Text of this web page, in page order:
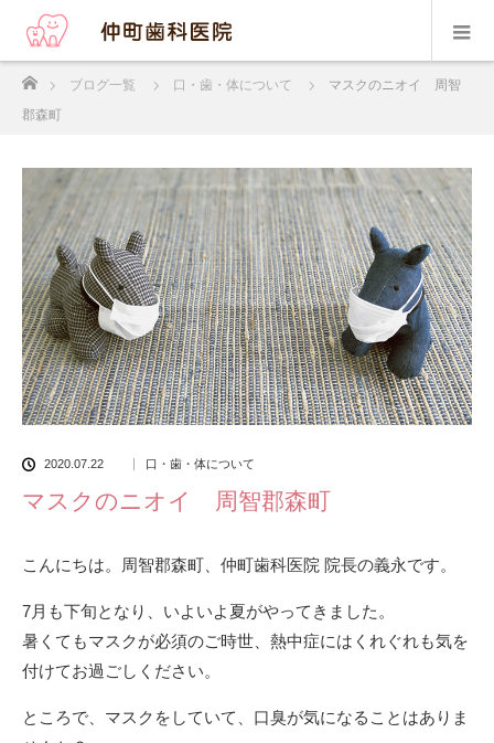
ブログ一覧 口・歯・体について
マスクのニオイ 周智
郡森町
2020.07.22 口・歯・体について
マスクのニオイ 周智郡森町
こんにちは。周智郡森町、仲町歯科医院 院長の義永です。
7月も下旬となり、いよいよ夏がやってきました。
暑くてもマスクが必須のご時世、熱中症にはくれぐれも気を
付けてお過ごしください。
ところで、マスクをしていて、口臭が気になることはありま